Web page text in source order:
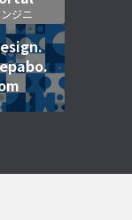
ジニ
デザイ
による
情報の
タルサ